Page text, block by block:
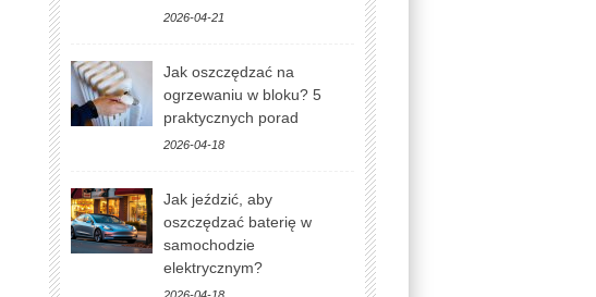
2026-04-21
Jak oszczędzać na
ogrzewaniu w bloku? 5
praktycznych porad
2026-04-18
Jak jeździć, aby
oszczędzać baterię w
samochodzie
elektrycznym?